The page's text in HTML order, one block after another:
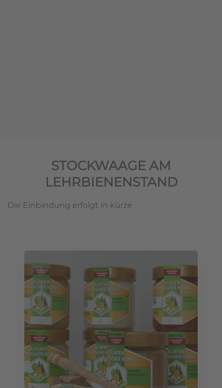
STOCKWAAGE AM
LEHRBIENENSTAND
Die Einbindung erfolgt in kürze